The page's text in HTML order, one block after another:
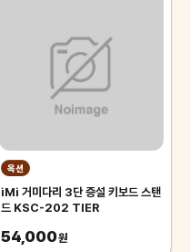
옥션
iMi 거미다리 3단 증설 키보드 스탠
드 KSC-202 TIER
54,000원